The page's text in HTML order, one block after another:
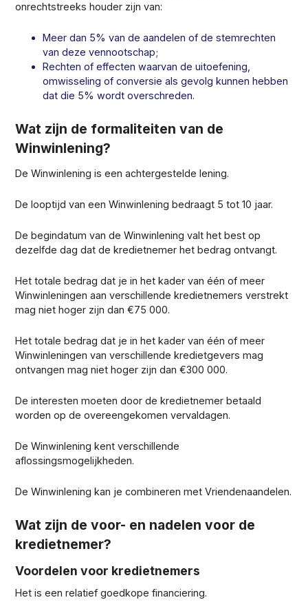
onrechtstreeks houder zijn van:
Meer dan 5% van de aandelen of de stemrechten
van deze vennootschap;
Rechten of effecten waarvan de uitoefening,
omwisseling of conversie als gevolg kunnen hebben
dat die 5% wordt overschreden.
Wat zijn de formaliteiten van de
Winwinlening?
De Winwinlening is een achtergestelde lening.
De looptijd van een Winwinlening bedraagt 5 tot 10 jaar.
De begindatum van de Winwinlening valt het best op
dezelfde dag dat de kredietnemer het bedrag ontvangt.
Het totale bedrag dat je in het kader van één of meer
Winwinleningen aan verschillende kredietnemers verstrekt
mag niet hoger zijn dan €75 000.
Het totale bedrag dat je in het kader van één of meer
Winwinleningen van verschillende kredietgevers mag
ontvangen mag niet hoger zijn dan €300 000.
De interesten moeten door de kredietnemer betaald
worden op de overeengekomen vervaldagen.
De Winwinlening kent verschillende
aflossingsmogelijkheden.
De Winwinlening kan je combineren met Vriendenaandelen.
Wat zijn de voor- en nadelen voor de
kredietnemer?
Voordelen voor kredietnemers
Het is een relatief goedkope financiering.